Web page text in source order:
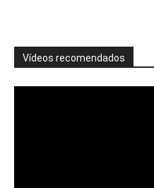
Vídeos recomendados